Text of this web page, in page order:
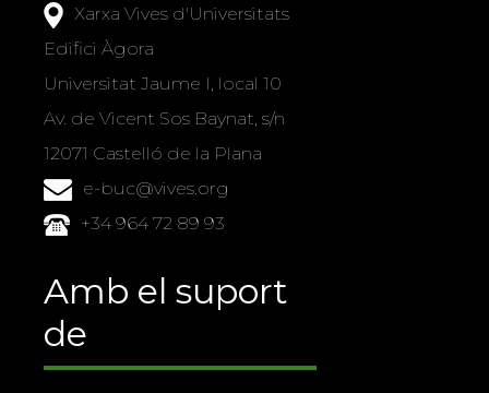
Xarxa Vives d'Universitats
Edifici Àgora
Universitat Jaume I, local 10
Av. de Vicent Sos Baynat, s/n
12071 Castelló de la Plana
e-buc@vives.org
+34 964 72 89 93
Amb el suport
de